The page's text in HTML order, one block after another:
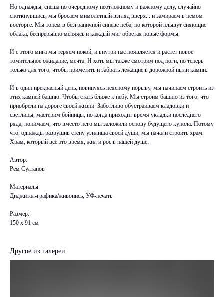
Но однажды, спеша по очередному неотложному и важному делу, случайно
споткнувшись, мы бросаем мимолетный взгляд вверх... и замираем в немом
восторге. Мы тонем в безграничной синеве неба, по которой плывут сияющие
облака, беспрерывно меняясь и каждый миг обретая новые формы.
И с этого мига мы теряем покой, и внутри нас появляется и растет новое
томительное ожидание, мечта. И хоть мы также смотрим под ноги, но теперь
только для того, чтобы приметить и забрать лежащие в дорожной пыли камни.
И в один прекрасный день, повинуясь неясному порыву, мы начинаем строить из
этих камней башню. Чтобы стать ближе к небу. Мы строим башню из того, что
приобрели на дороге своей жизни. Заботливо обустраиваем кладовки и
светлицы, мастерим бойницы, но когда приходит время укладки последнего
ряда, понимаем, что вместо него мы заложили основу будущего купола. Потому
что, однажды разрушив стену узилища своей души, мы начали строить храм.
Храм, который все это время, жил и рос в нашей душе.
Автор:
Рем Султанов
Материалы:
Диджитал-графика/живопись, УФ-печать
Размер:
150 х 91 см
Другое из галереи